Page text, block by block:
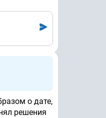
о дате,
решения